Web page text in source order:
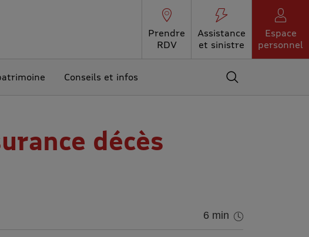
Prendre
RDV
Assistance
et sinistre
Espace
personnel
Conseils et infos Accédez au moteur
décès
6 min